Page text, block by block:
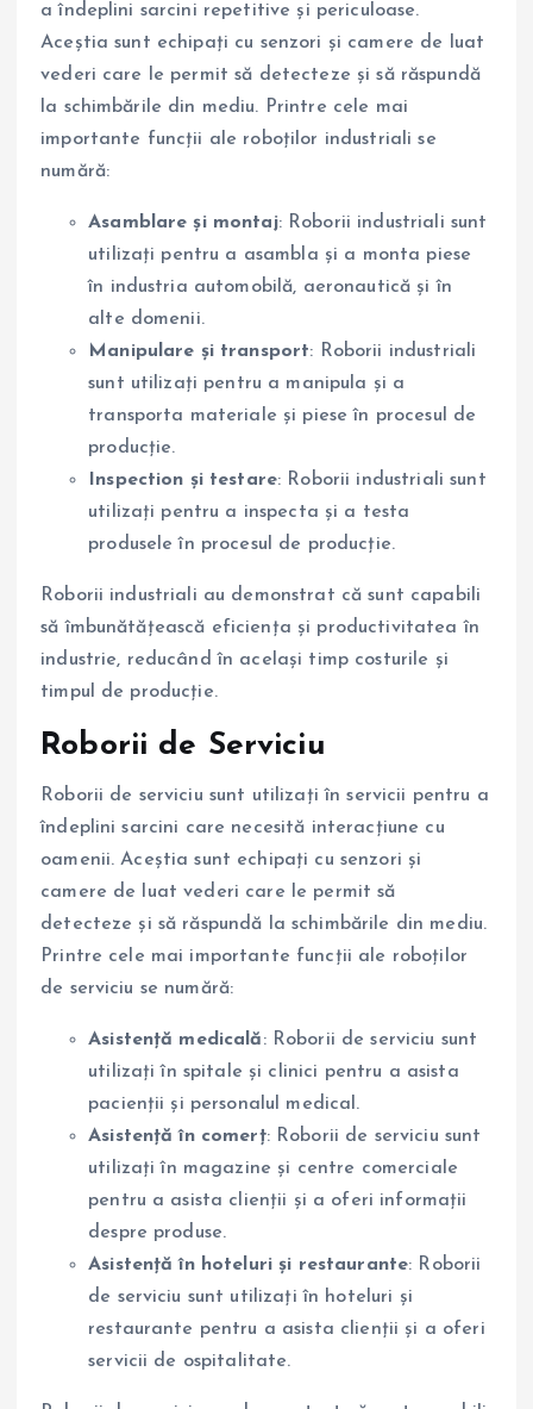
a îndeplini sarcini repetitive și periculoase.
Aceștia sunt echipați cu senzori și camere de luat
vederi care le permit să detecteze și să răspundă
la schimbările din mediu. Printre cele mai
importante funcții ale roboților industriali se
numără:
Asamblare și montaj: Roborii industriali sunt
utilizați pentru a asambla și a monta piese
în industria automobilă, aeronautică și în
alte domenii.
Manipulare și transport: Roborii industriali
sunt utilizați pentru a manipula și a
transporta materiale și piese în procesul de
producție.
Inspection și testare: Roborii industriali sunt
utilizați pentru a inspecta și a testa
produsele în procesul de producție.
Roborii industriali au demonstrat că sunt capabili
să îmbunătățească eficiența și productivitatea în
industrie, reducând în același timp costurile și
timpul de producție.
Roborii de Serviciu
Roborii de serviciu sunt utilizați în servicii pentru a
îndeplini sarcini care necesită interacțiune cu
oamenii. Aceștia sunt echipați cu senzori și
camere de luat vederi care le permit să
detecteze și să răspundă la schimbările din mediu.
Printre cele mai importante funcții ale roboților
de serviciu se numără:
Asistență medicală: Roborii de serviciu sunt
utilizați în spitale și clinici pentru a asista
pacienții și personalul medical.
Asistență în comerț: Roborii de serviciu sunt
utilizați în magazine și centre comerciale
pentru a asista clienții și a oferi informații
despre produse.
Asistență în hoteluri și restaurante: Roborii
de serviciu sunt utilizați în hoteluri și
restaurante pentru a asista clienții și a oferi
servicii de ospitalitate.